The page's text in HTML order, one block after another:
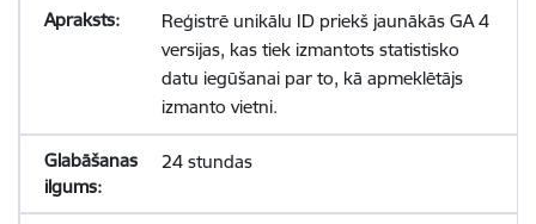
Reģistrē unikālu ID priekš jaunākās GA 4
versijas, kas tiek izmantots statistisko
datu iegūšanai par to, kā apmeklētājs
izmanto vietni.
24 stundas